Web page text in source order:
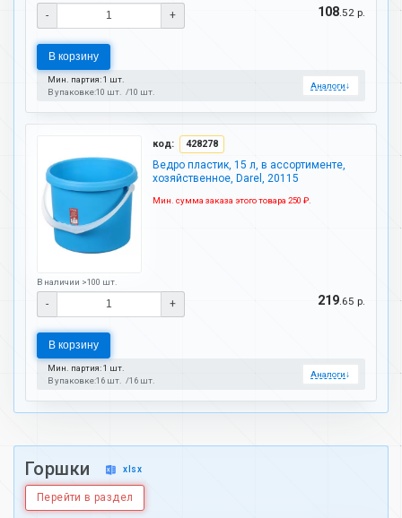
- + 108.52 р.
В корзину
Мин. партия: 1 шт.
В упаковке:10 шт. 10 шт.
Аналоги↓
код: 428278
Ведро пластик, 15 л, в ассортименте,
хозяйственное, Darel, 20115
Мин. сумма заказа этого товара 250 ₽.
В наличии >100 шт.
- + 219.65 р.
В корзину
Мин. партия: 1 шт.
В упаковке:16 шт. 16 шт.
Аналоги↓
Горшки xlsx
Перейти в раздел